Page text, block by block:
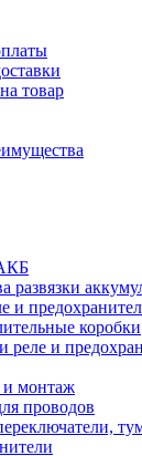
товар
развязки
и
коробки
реле и
и монтаж
проводов